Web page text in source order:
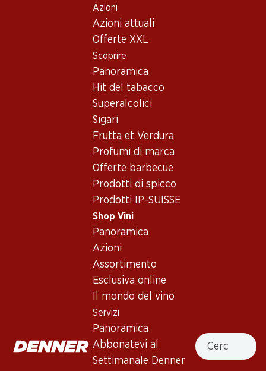
Azioni
Azioni attuali
Offerte XXL
Scoprire
Panoramica
Hit del tabacco
Superalcolici
Sigari
Frutta et Verdura
Profumi di marca
Offerte barbecue
Prodotti di spicco
Prodotti IP-SUISSE
Shop Vini
Panoramica
Azioni
Assortimento
Esclusiva online
Il mondo del vino
Servizi
Panoramica
Abbonatevi al
Settimanale Denner
Cercare
Vino/champagne
Lombardia
Spumante_old - Italia,
LombardiaLombardia
77.70
Villa Annaberta Lugana
DOC
2025
Bellavista Franciacorta